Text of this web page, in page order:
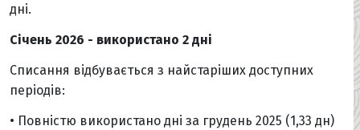
дні.
Січень 2026 - використано 2 дні
Списання відбувається з найстаріших доступних
періодів:
• Повністю використано дні за грудень 2025 (1,33 дн)